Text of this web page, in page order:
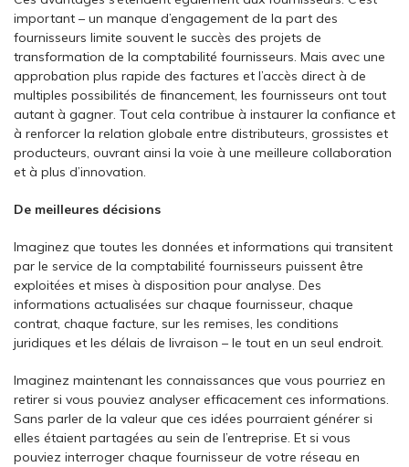
important – un manque d’engagement de la part des
fournisseurs limite souvent le succès des projets de
transformation de la comptabilité fournisseurs. Mais avec une
approbation plus rapide des factures et l’accès direct à de
multiples possibilités de financement, les fournisseurs ont tout
autant à gagner. Tout cela contribue à instaurer la confiance et
à renforcer la relation globale entre distributeurs, grossistes et
producteurs, ouvrant ainsi la voie à une meilleure collaboration
et à plus d’innovation.
De meilleures décisions
Imaginez que toutes les données et informations qui transitent
par le service de la comptabilité fournisseurs puissent être
exploitées et mises à disposition pour analyse. Des
informations actualisées sur chaque fournisseur, chaque
contrat, chaque facture, sur les remises, les conditions
juridiques et les délais de livraison – le tout en un seul endroit.
Imaginez maintenant les connaissances que vous pourriez en
retirer si vous pouviez analyser efficacement ces informations.
Sans parler de la valeur que ces idées pourraient générer si
elles étaient partagées au sein de l’entreprise. Et si vous
pouviez interroger chaque fournisseur de votre réseau en